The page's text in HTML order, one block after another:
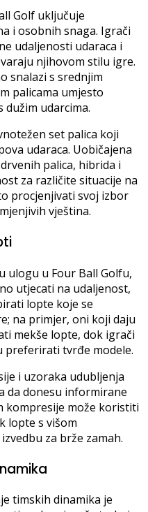
Golf uključuje
i osobnih snaga. Igrači
udaljenosti udaraca i
njihovom stilu igre.
snalazi s srednjim
palicama umjesto
udarcima.
set palica koji
udaraca. Uobičajena
palica, hibrida i
za različite situacije na
procjenjivati svoj izbor
vještina.
ulogu u Four Ball Golfu,
utjecati na udaljenost,
lopte koje se
na primjer, oni koji daju
mekše lopte, dok igrači
preferirati tvrđe modele.
i uzoraka udubljenja
da donesu informirane
kompresije može koristiti
lopte s višom
za brže zamah.
timskih dinamika je